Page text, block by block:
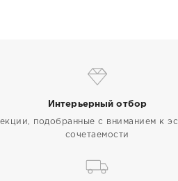
Интерьерный отбор
подобранные с вниманием к
сочетаемости